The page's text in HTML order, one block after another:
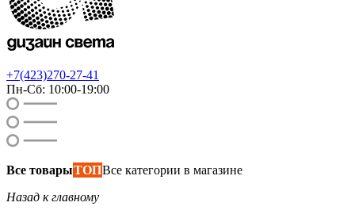
+7(423)270-27-41
Пн-Сб: 10:00-19:00
Все товарыТОПВсе категории в магазине
Назад к главному